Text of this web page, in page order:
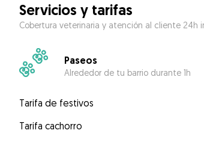
Servicios y tarifas
Cobertura veterinaria y atención al cliente 24h
Paseos
Alrededor de tu barrio durante 1h
Tarifa de festivos
Tarifa cachorro